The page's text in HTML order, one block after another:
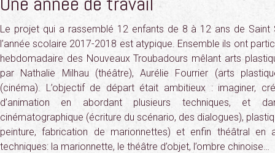
Le projet qui a rassemblé 12 enfants de 8 à 12 ans de Saint
l’année scolaire 2017-2018 est atypique. Ensemble ils ont
hebdomadaire des Nouveaux Troubadours mêlant arts
par Nathalie Milhau (théâtre), Aurélie Fourrier (arts
(cinéma). L’objectif de départ était ambitieux : imaginer,
d’animation en abordant plusieurs techniques, et
cinématographique (écriture du scénario, des dialogues),
peinture, fabrication de marionnettes) et enfin théâtral en
techniques: la marionnette, le théâtre d’objet, l’ombre chinoise…